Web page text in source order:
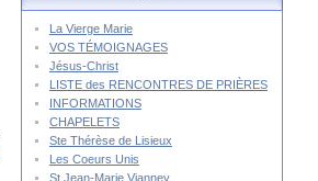
La Vierge Marie
VOS TÉMOIGNAGES
Jésus-Christ
LISTE des RENCONTRES DE PRIÈRES
INFORMATIONS
CHAPELETS
Ste Thérèse de Lisieux
Les Coeurs Unis
St Jean-Marie Vianney